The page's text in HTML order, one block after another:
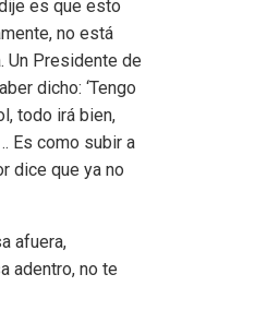
es que esto
no está
Un Presidente de
dicho: ‘Tengo
todo irá bien,
Es como subir a
dice que ya no
afuera,
adentro, no te